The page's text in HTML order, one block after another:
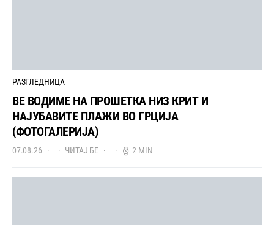
РАЗГЛЕДНИЦА
ВЕ ВОДИМЕ НА ПРОШЕТКА НИЗ КРИТ И
НАЈУБАВИТЕ ПЛАЖИ ВО ГРЦИЈА
(ФОТОГАЛЕРИЈА)
07.08.26 ЧИТАЈ БЕ 2 MIN